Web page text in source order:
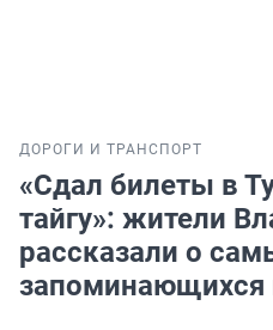
ДОРОГИ И ТРАНСПОРТ
«Сдал билеты в
тайгу»: жители
рассказали о
запоминающихся